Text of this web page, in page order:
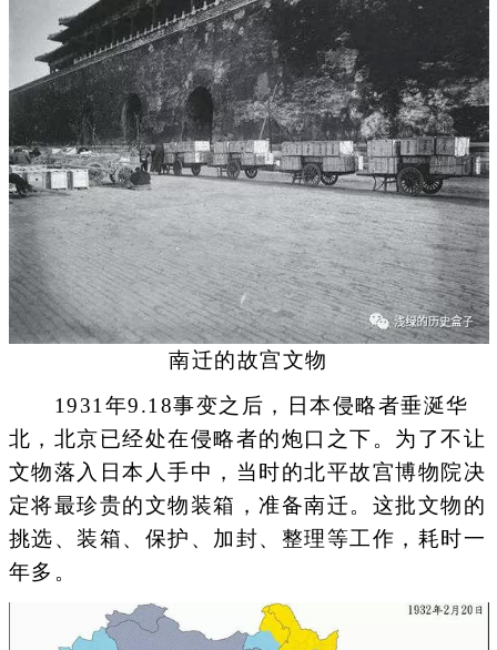
南迁的故宫文物
1931年9.18事变之后，日本侵略者垂涎华
北，北京已经处在侵略者的炮口之下。为了不让
文物落入日本人手中，当时的北平故宫博物院决
定将最珍贵的文物装箱，准备南迁。这批文物的
挑选、装箱、保护、加封、整理等工作，耗时一
年多。